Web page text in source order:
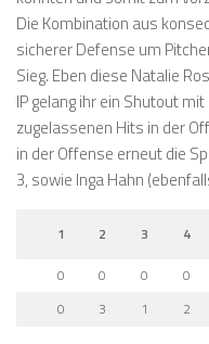
Die Kombination aus
sicherer Defense um
Sieg. Eben diese Natalie
IP gelang ihr ein Shutout
zugelassenen Hits in der
in der Offense erneut die
3, sowie Inga Hahn
1 2 3 4
0
0 0 0
0
3 1 2